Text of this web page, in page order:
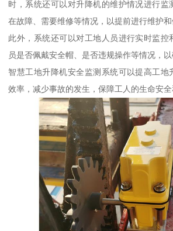
时，系统还可以对升降机的维护情况进行监
在故障、需要维修等情况，以提前进行维护和
此外，系统还可以对工地人员进行实时监控
员是否佩戴安全帽、是否违规操作等情况，以
智慧工地升降机安全监测系统可以提高工地
效率，减少事故的发生，保障工人的生命安全